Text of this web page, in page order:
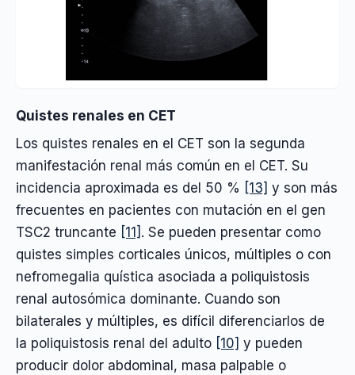
Quistes renales en CET
Los quistes renales en el CET son la segunda
manifestación renal más común en el CET. Su
incidencia aproximada es del 50 % [13] y son más
frecuentes en pacientes con mutación en el gen
TSC2 truncante [11] . Se pueden presentar como
quistes simples corticales únicos, múltiples o con
nefromegalia quística asociada a poliquistosis
renal autosómica dominante. Cuando son
bilaterales y múltiples, es difícil diferenciarlos de
la poliquistosis renal del adulto [10] y pueden
producir dolor abdominal, masa palpable o